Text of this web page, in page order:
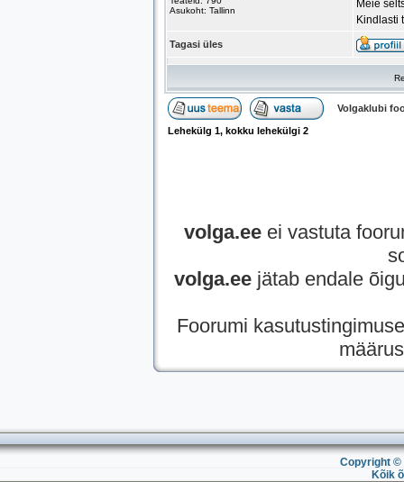
Asukoht: Tallinn
Meie
Kindlasti
Tagasi üles
Volgaklubi
Lehekülg 1, kokku lehekülgi 2
volga.eeei vastuta
volga.eejätab endale
Foorumi
Copyright ©
Kõik